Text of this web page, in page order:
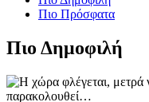
Πιο Πρόσφατα
Πιο Δημοφιλή